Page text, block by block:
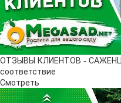
ОТЗЫВЫ КЛИЕНТОВ -
соответствие
Смотреть